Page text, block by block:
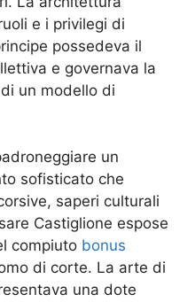
e i privilegi di
possedeva il
e governava la
un modello di
un
sofisticato che
saperi culturali
Castiglione espose
compiuto bonus
di corte. La arte di
una dote